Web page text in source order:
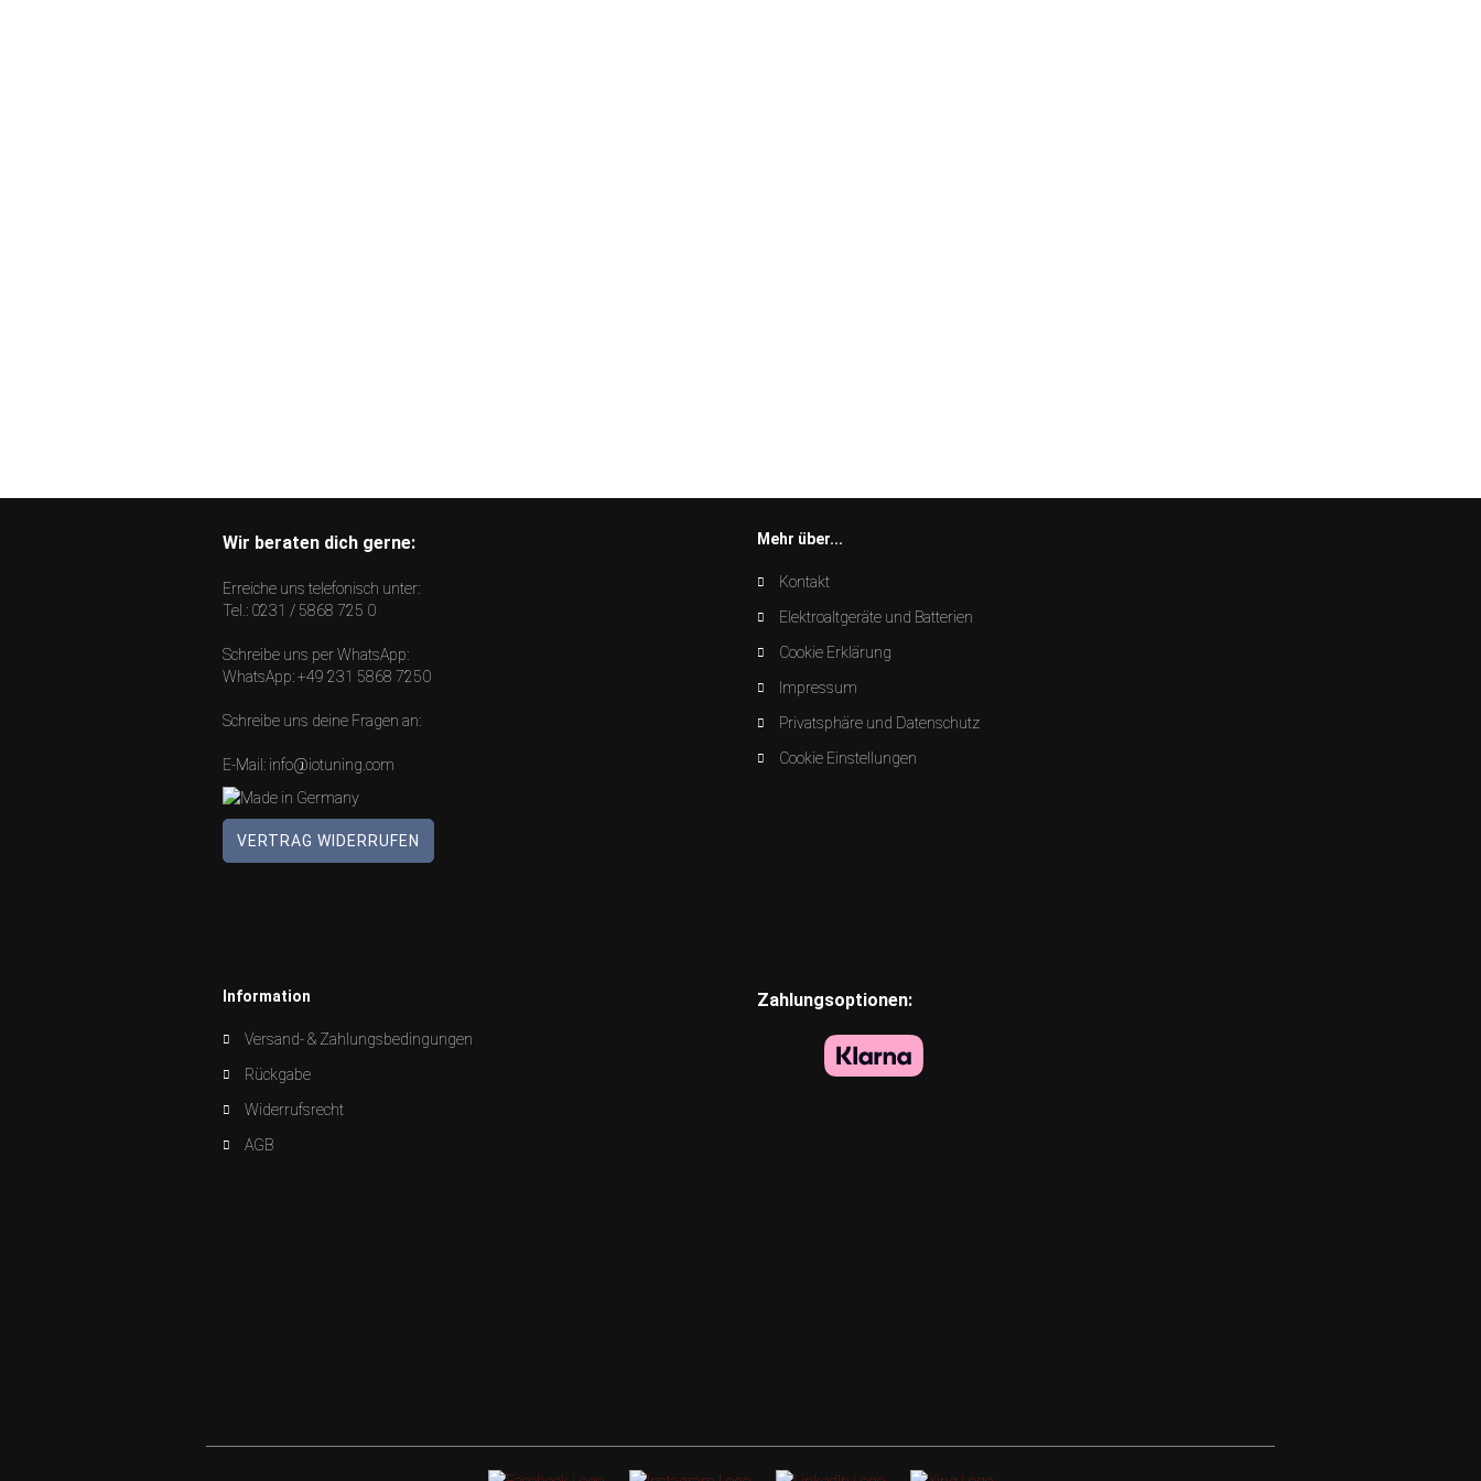
Wir beraten dich gerne:
Erreiche uns telefonisch unter:
Tel.: 0231 / 5868 725 0
Schreibe uns per WhatsApp:
WhatsApp:+49 231 5868 7250
Schreibe uns deine Fragen an:
E-Mail: info@iotuning.com
VERTRAG WIDERRUFEN
Mehr über...
Kontakt
Elektroaltgeräte und Batterien
Cookie Erklärung
Impressum
Privatsphäre und Datenschutz
Cookie Einstellungen
Information
Versand- & Zahlungsbedingungen
Rückgabe
Widerrufsrecht
AGB
Zahlungsoptionen: